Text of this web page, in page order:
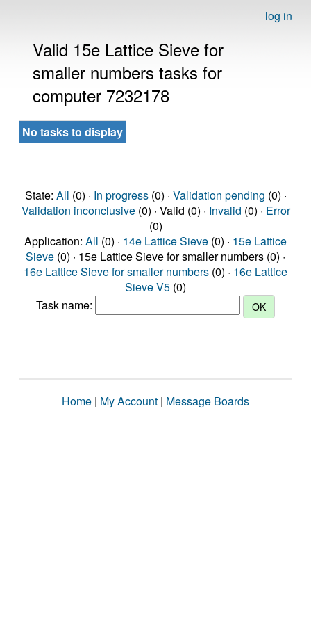
log in
Valid 15e Lattice Sieve for
smaller numbers tasks for
computer 7232178
No tasks to display
State: All (0) · In progress(0) · Validation pending (0) ·
Validation inconclusive(0) · Valid (0) · Invalid (0) · Error
(0)
Application: All (0) · 14e Lattice Sieve (0) · 15e Lattice
Sieve (0) · 15e Lattice Sieve for smaller numbers (0) ·
16e Lattice Sieve for smaller numbers (0) · 16e Lattice
Sieve V5 (0)
Task name:
Home | My Account | Message Boards